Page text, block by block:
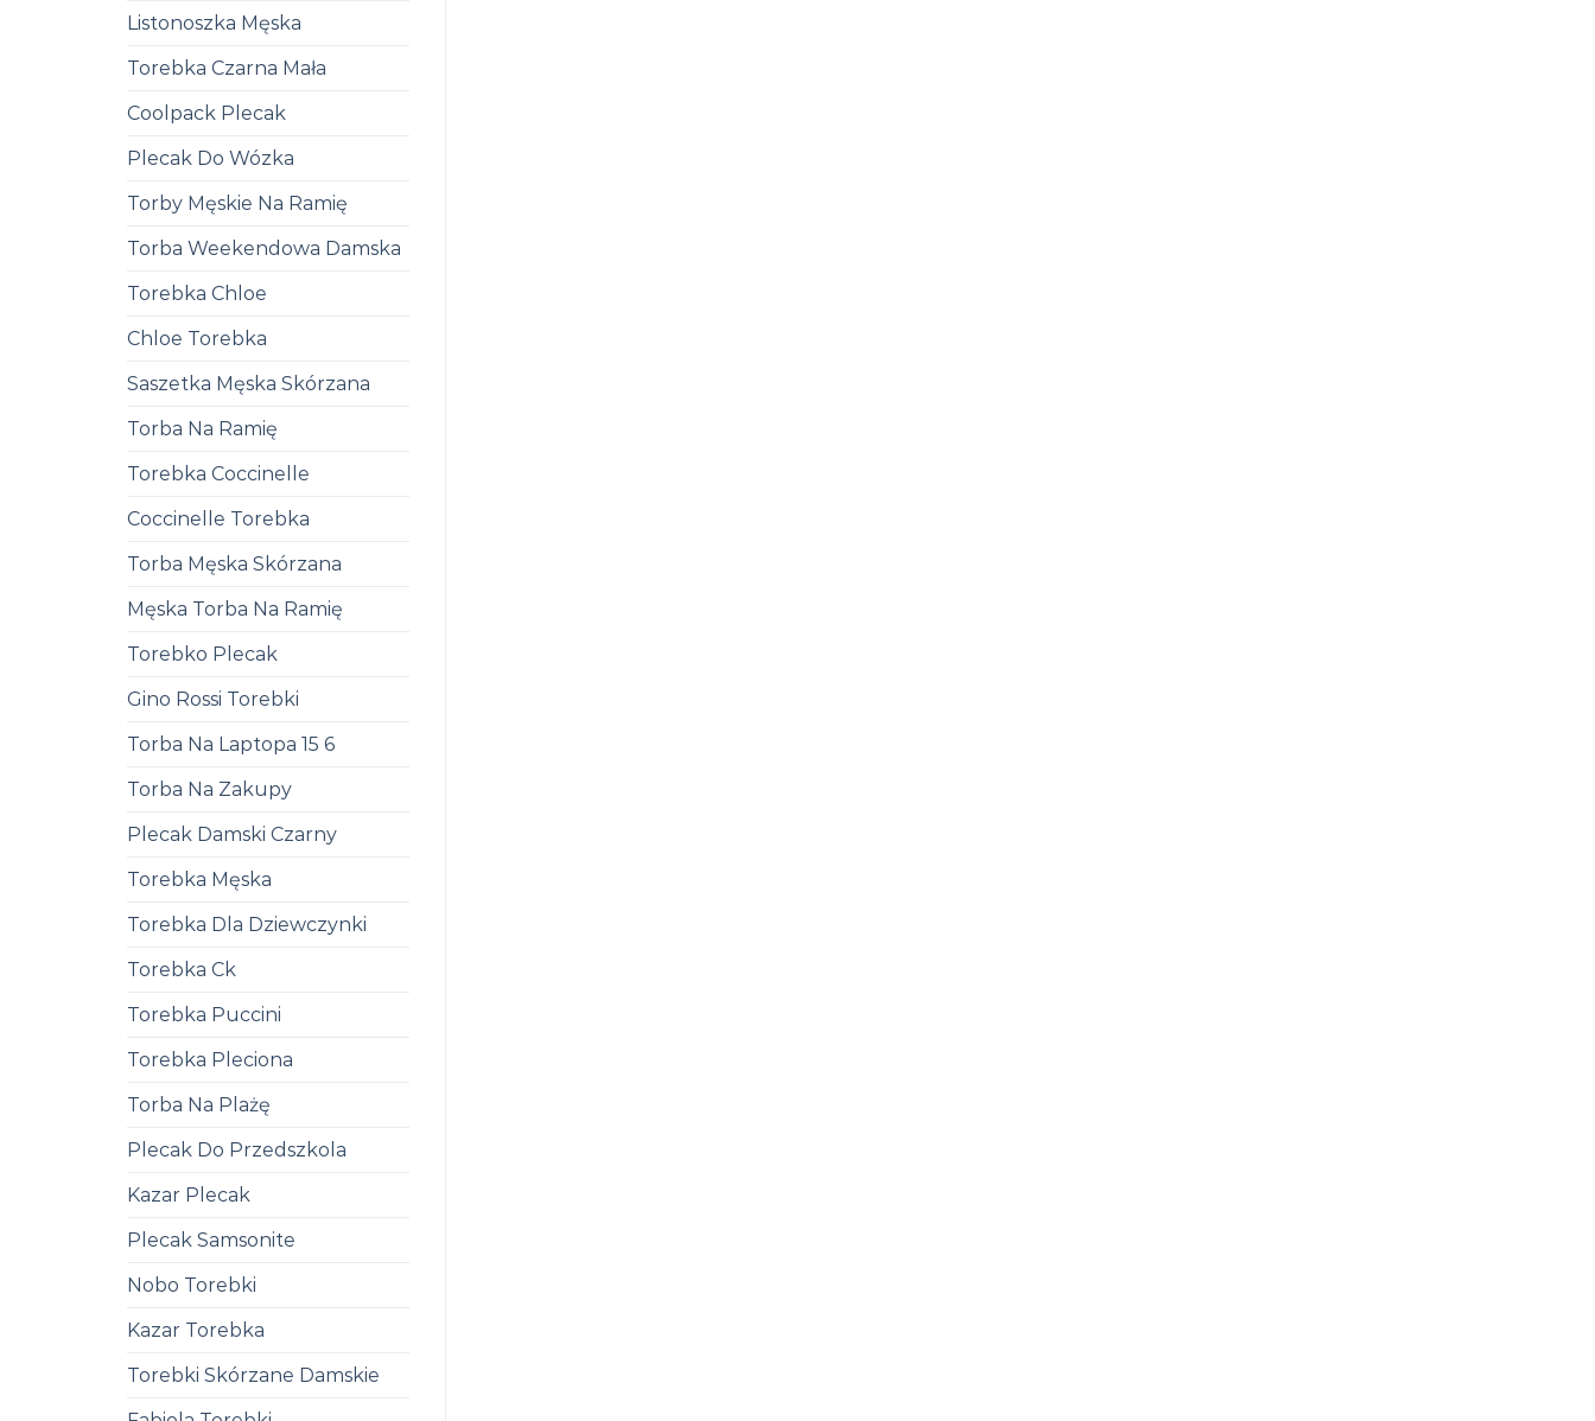
Listonoszka Męska
Torebka Czarna Mała
Coolpack Plecak
Plecak Do Wózka
Torby Męskie Na Ramię
Torba Weekendowa Damska
Torebka Chloe
Chloe Torebka
Saszetka Męska Skórzana
Torba Na Ramię
Torebka Coccinelle
Coccinelle Torebka
Torba Męska Skórzana
Męska Torba Na Ramię
Torebko Plecak
Gino Rossi Torebki
Torba Na Laptopa 15 6
Torba Na Zakupy
Plecak Damski Czarny
Torebka Męska
Torebka Dla Dziewczynki
Torebka Ck
Torebka Puccini
Torebka Pleciona
Torba Na Plażę
Plecak Do Przedszkola
Kazar Plecak
Plecak Samsonite
Nobo Torebki
Kazar Torebka
Torebki Skórzane Damskie